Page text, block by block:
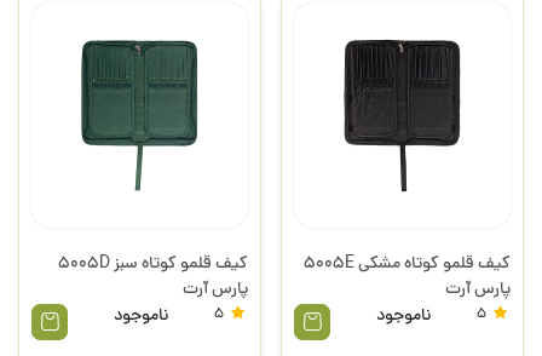
کیف قلمو کوتاه مشکی 5005E
پارس آرت
ناموجود
کیف قلمو کوتاه سبز 5005D
پارس آرت
ناموجود